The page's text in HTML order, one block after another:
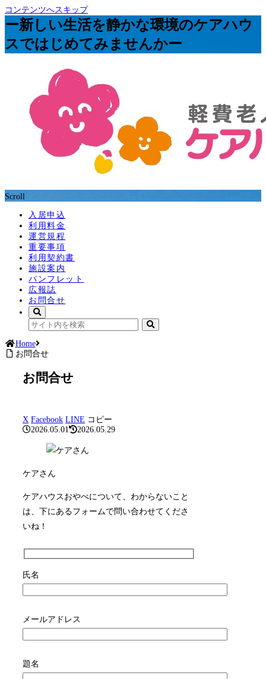
コンテンツへスキップ
ー新しい生活を静かな環境のケアハウ
スではじめてみませんかー
Scroll
入居申込
利用料金
運営規程
重要事項
利用契約書
施設案内
パンフレット
広報誌
お問合せ
Home
お問合せ
お問合せ
X Facebook LINE コピー
2026.05.01
2026.05.29
ケアさん
ケアハウスおやべについて、わからないこと
は、下にあるフォームで問い合わせてくださ
いね！
氏名
メールアドレス
題名